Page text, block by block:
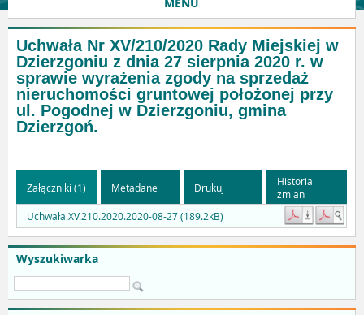
MENU
Wyszukiwarka
Uchwała Nr XV/210/2020 Rady Miejskiej w
Dzierzgoniu z dnia 27 sierpnia 2020 r. w
sprawie wyrażenia zgody na sprzedaż
nieruchomości gruntowej położonej przy
ul. Pogodnej w Dzierzgoniu, gmina
Dzierzgoń.
Załączniki (1) Metadane Drukuj
Historia
zmian
Uchwała.XV.210.2020.2020-08-27 (189.2kB)